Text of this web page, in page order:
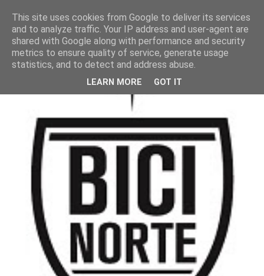
This site uses cookies from Google to deliver its services
and to analyze traffic. Your IP address and user-agent are
shared with Google along with performance and security
metrics to ensure quality of service, generate usage
statistics, and to detect and address abuse.
LEARN MORE GOT IT